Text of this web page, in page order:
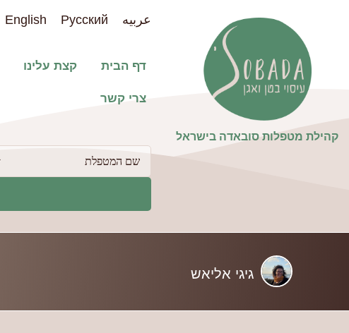
קהילת מטפלות סובאדה בישראל​
عربيه Pусский
English
דף הבית קצת עלינו
צרי קשר
למטפלות
גיגי אליאש